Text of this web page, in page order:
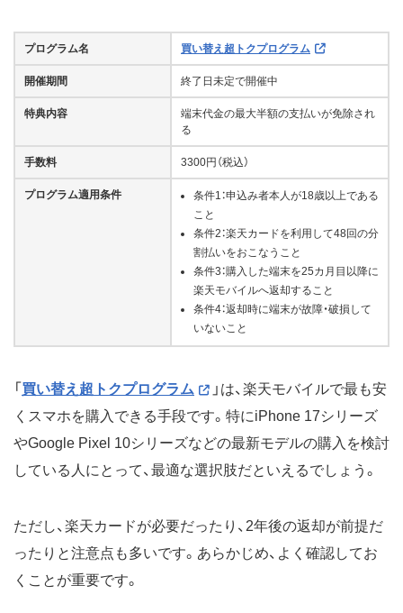
プログラム名 買い替え超トクプログラム
開催期間 終了日未定で開催中
特典内容
端末代金の最大半額の支払いが免除され
る
手数料 3300円（税込）
プログラム適用条件
条件1：申込み者本人が18歳以上である
こと
条件2：楽天カードを利用して48回の分
割払いをおこなうこと
条件3：購入した端末を25カ月目以降に
楽天モバイルへ返却すること
条件4：返却時に端末が故障・破損して
いないこと
「 買い替え超トクプログラム
」は、楽天モバイルで最も安
くスマホを購入できる手段です。特にiPhone 17シリーズ
やGoogle Pixel 10シリーズなどの最新モデルの購入を検討
している人にとって、最適な選択肢だといえるでしょう。
ただし、楽天カードが必要だったり、2年後の返却が前提だ
ったりと注意点も多いです。あらかじめ、よく確認してお
くことが重要です。